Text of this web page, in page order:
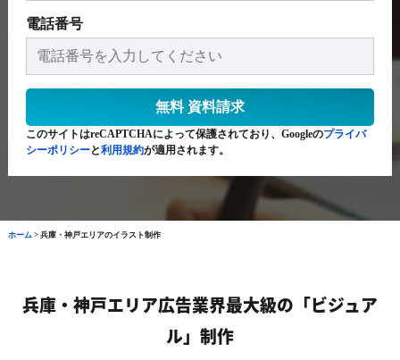
電話番号
このサイトはreCAPTCHAによって保護されており、Googleのプライバ
シーポリシーと利用規約が適用されます。
ホーム > 兵庫・神戸エリアのイラスト制作
兵庫・神戸エリア広告業界最大級の「ビジュア
ル」制作